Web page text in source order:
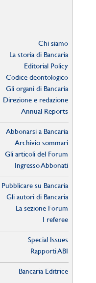
Chi siamo
La storia di Bancaria
Editorial Policy
Codice deontologico
Gli organi di Bancaria
Direzione e redazione
Annual Reports
Abbonarsi a Bancaria
Archivio sommari
Gli articoli del Forum
Ingresso Abbonati
Pubblicare su Bancaria
Gli autori di Bancaria
La sezione Forum
I referee
Special Issues
Rapporti ABI
Bancaria Editrice